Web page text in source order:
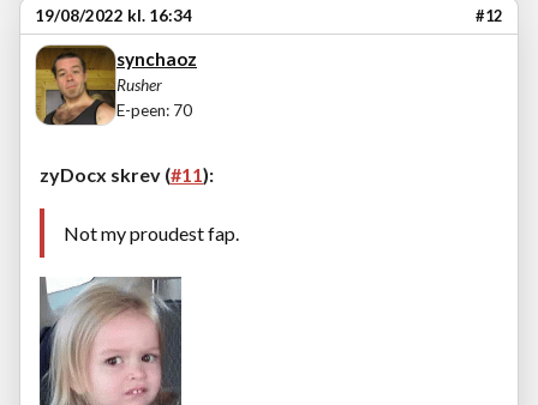
19/08/2022 kl. 16:34 #12
synchaoz
Rusher
E-peen: 70
zyDocx skrev (#11):
Not my proudest fap.